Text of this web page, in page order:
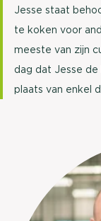
Jesse staat
te koken voor
meeste van zijn
dag dat Jesse
plaats van enkel